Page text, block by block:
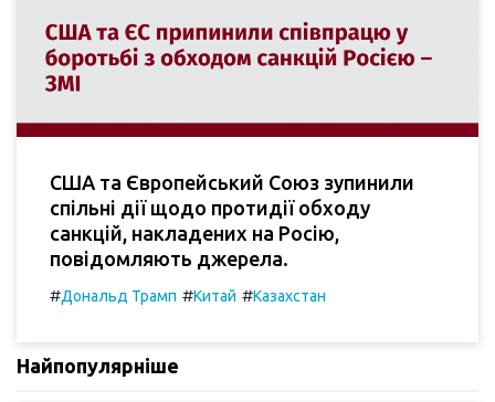
США та Європейський Союз зупинили
спільні дії щодо протидії обходу
санкцій, накладених на Росію,
повідомляють джерела.
#Дональд Трамп #Китай #Казахстан
Найпопулярніше